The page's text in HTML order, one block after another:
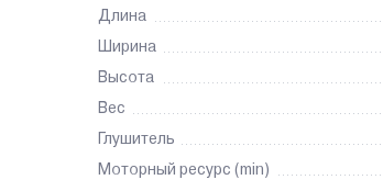
Длина
Ширина
Высота
Вес
Глушитель
Моторный ресурс (min)